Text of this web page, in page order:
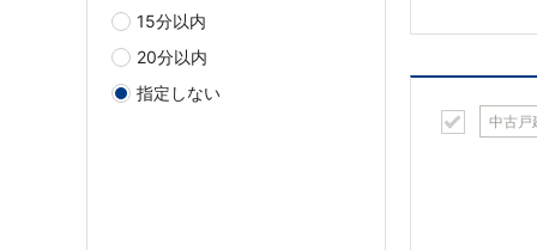
15分以内
20分以内
指定しない
中古戸